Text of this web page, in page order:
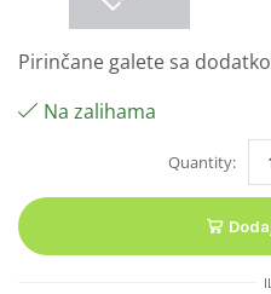
Pirinčane galete sa
Na zalihama